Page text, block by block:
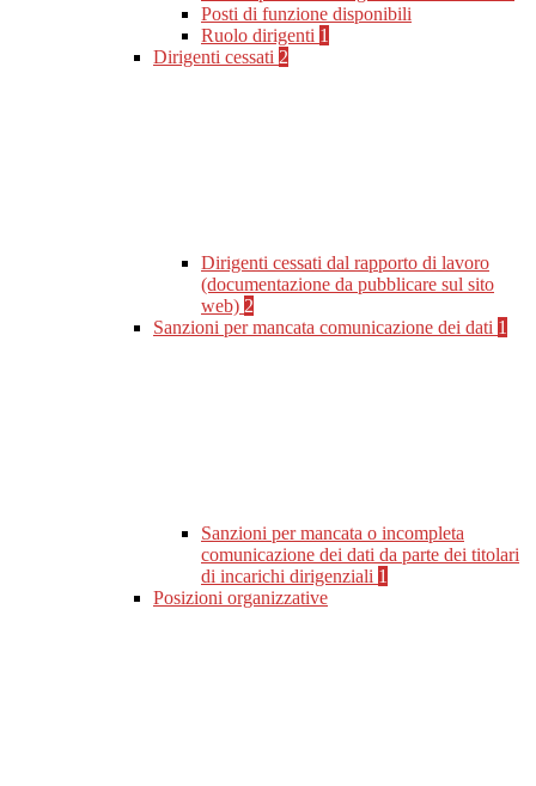
Posti di funzione disponibili
Ruolo dirigenti 1
Dirigenti cessati 2
Dirigenti cessati dal rapporto di lavoro
(documentazione da pubblicare sul sito
web) 2
Sanzioni per mancata comunicazione dei dati 1
Sanzioni per mancata o incompleta
comunicazione dei dati da parte dei titolari
di incarichi dirigenziali 1
Posizioni organizzative